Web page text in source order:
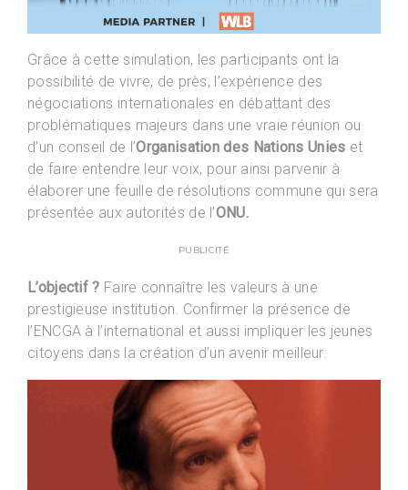
Grâce à cette simulation, les participants ont la
possibilité de vivre, de près, l’expérience des
négociations internationales en débattant des
problématiques majeurs dans une vraie réunion ou
d’un conseil de l’Organisation des Nations Unies et
de faire entendre leur voix, pour ainsi parvenir à
élaborer une feuille de résolutions commune qui sera
présentée aux autorités de l’ONU.
PUBLICITÉ
L’objectif ? Faire connaître les valeurs à une
prestigieuse institution. Confirmer la présence de
l’ENCGA à l’international et aussi impliquer les jeunes
citoyens dans la création d’un avenir meilleur.